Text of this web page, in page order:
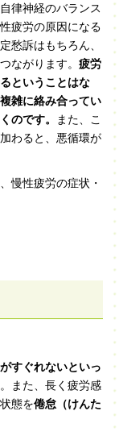
律神経のバランス
疲労の原因になる
愁訴はもちろん、
ながります。 疲労
ということはな
雑に絡み合ってい
のです。
また、こ
わると、悪循環が
慢性疲労の症状・
すぐれないといっ
また、長く疲労感
態を倦怠（けんた